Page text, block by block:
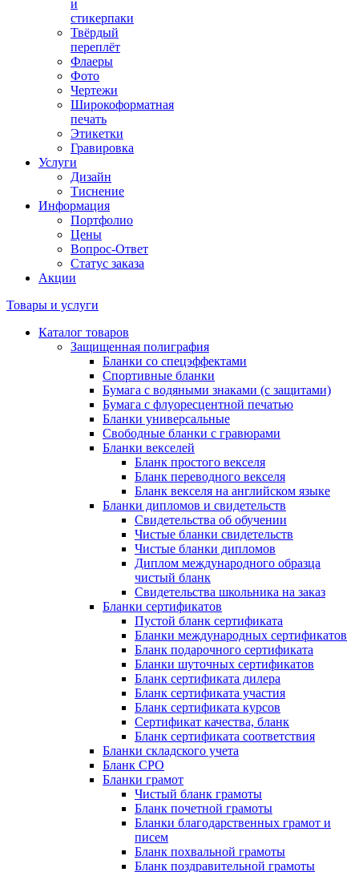
и
стикерпаки
Твёрдый
переплёт
Флаеры
Фото
Чертежи
Широкоформатная
печать
Этикетки
Гравировка
Услуги
Дизайн
Тиснение
Информация
Портфолио
Цены
Вопрос-Ответ
Статус заказа
Акции
Товары и услуги
Каталог товаров
Защищенная полиграфия
Бланки со спецэффектами
Спортивные бланки
Бумага с водяными знаками (с защитами)
Бумага с флуоресцентной печатью
Бланки универсальные
Свободные бланки с гравюрами
Бланки векселей
Бланк простого векселя
Бланк переводного векселя
Бланк векселя на английском языке
Бланки дипломов и свидетельств
Свидетельства об обучении
Чистые бланки свидетельств
Чистые бланки дипломов
Диплом международного образца
чистый бланк
Свидетельства школьника на заказ
Бланки сертификатов
Пустой бланк сертификата
Бланки международных сертификатов
Бланк подарочного сертификата
Бланки шуточных сертификатов
Бланк сертификата дилера
Бланк сертификата участия
Бланк сертификата курсов
Сертификат качества, бланк
Бланк сертификата соответствия
Бланки складского учета
Бланк СРО
Бланки грамот
Чистый бланк грамоты
Бланк почетной грамоты
Бланки благодарственных грамот и
писем
Бланк похвальной грамоты
Бланк поздравительной грамоты